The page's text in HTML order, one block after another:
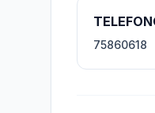
75860618